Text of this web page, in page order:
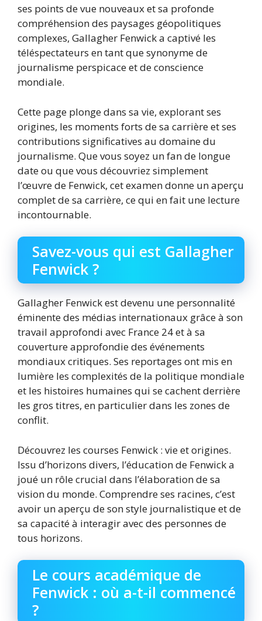
ses points de vue nouveaux et sa profonde
compréhension des paysages géopolitiques
complexes, Gallagher Fenwick a captivé les
téléspectateurs en tant que synonyme de
journalisme perspicace et de conscience
mondiale.
Cette page plonge dans sa vie, explorant ses
origines, les moments forts de sa carrière et ses
contributions significatives au domaine du
journalisme. Que vous soyez un fan de longue
date ou que vous découvriez simplement
l’œuvre de Fenwick, cet examen donne un aperçu
complet de sa carrière, ce qui en fait une lecture
incontournable.
Savez-vous qui est Gallagher
Fenwick ?
Gallagher Fenwick est devenu une personnalité
éminente des médias internationaux grâce à son
travail approfondi avec France 24 et à sa
couverture approfondie des événements
mondiaux critiques. Ses reportages ont mis en
lumière les complexités de la politique mondiale
et les histoires humaines qui se cachent derrière
les gros titres, en particulier dans les zones de
conflit.
Découvrez les courses Fenwick : vie et origines.
Issu d’horizons divers, l’éducation de Fenwick a
joué un rôle crucial dans l’élaboration de sa
vision du monde. Comprendre ses racines, c’est
avoir un aperçu de son style journalistique et de
sa capacité à interagir avec des personnes de
tous horizons.
Le cours académique de
Fenwick : où a-t-il commencé
?